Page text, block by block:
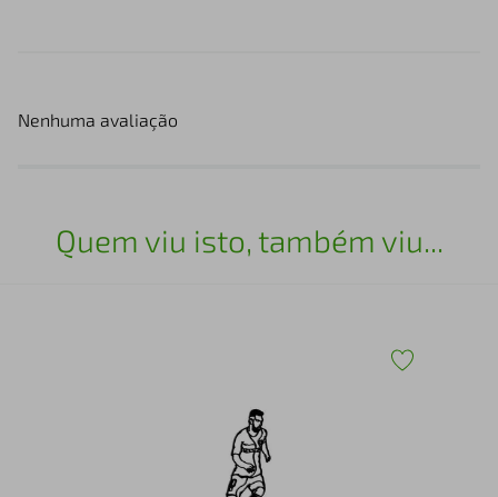
Nenhuma avaliação
Quem viu isto, também viu...